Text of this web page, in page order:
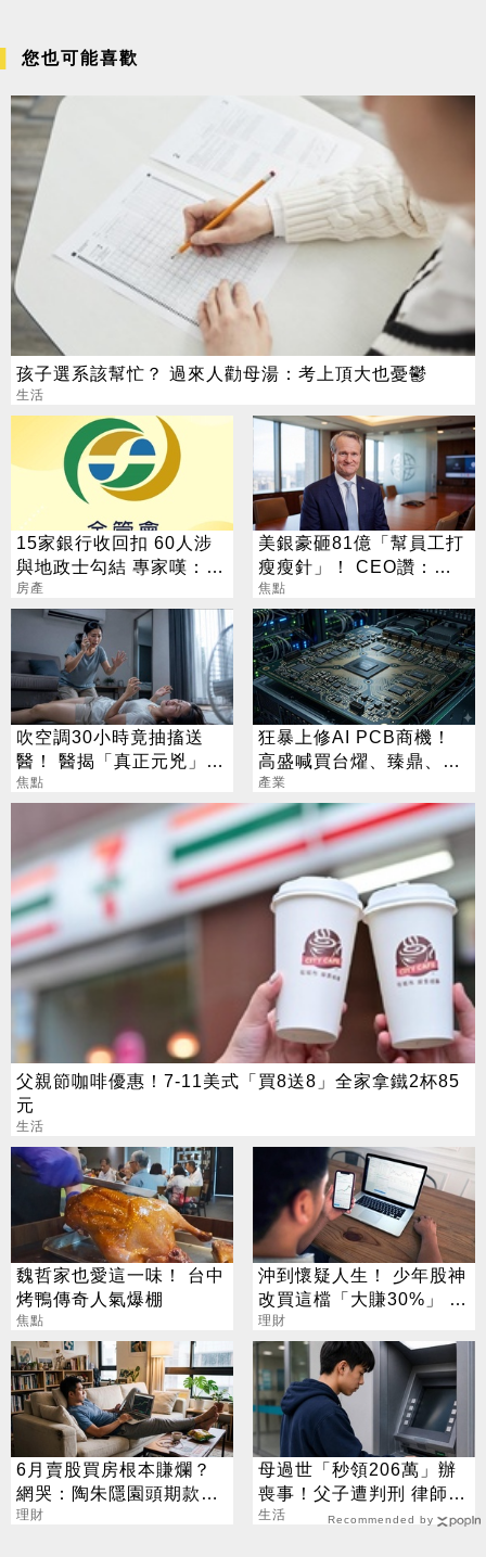
您也可能喜歡
孩子選系該幫忙？ 過來人勸母湯：考上頂大也憂鬱
生活
15家銀行收回扣 60人涉
與地政士勾結 專家嘆：徹
查恐血流成河
房產
美銀豪砸81億「幫員工打
瘦瘦針」！ CEO讚：一
項值得的投資
焦點
吹空調30小時竟抽搐送
醫！ 醫揭「真正元兇」：
不是冷氣
焦點
狂暴上修AI PCB商機！
高盛喊買台燿、臻鼎、台
產業
父親節咖啡優惠！7-11美式「買8送8」全家拿鐵2杯85
元
生活
魏哲家也愛這一味！ 台中
烤鴨傳奇人氣爆棚
焦點
沖到懷疑人生！ 少年股神
改買這檔「大賺30%」 網
讚：打不贏就加入
理財
6月賣股買房根本賺爛？
網哭：陶朱隱園頭期款已
賠光
理財
母過世「秒領206萬」辦
喪事！父子遭判刑 律師：
搶錢先下手是罪
生活 Recommended by